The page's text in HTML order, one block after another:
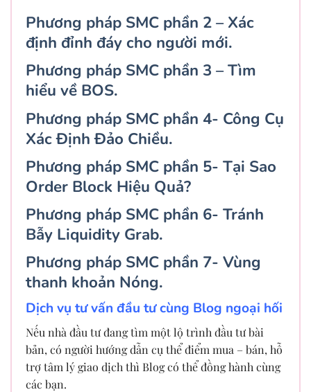
Phương pháp SMC phần 2 – Xác
định đỉnh đáy cho người mới.
Phương pháp SMC phần 3 – Tìm
hiểu về BOS.
Phương pháp SMC phần 4- Công Cụ
Xác Định Đảo Chiều.
Phương pháp SMC phần 5- Tại Sao
Order Block Hiệu Quả?
Phương pháp SMC phần 6- Tránh
Bẫy Liquidity Grab.
Phương pháp SMC phần 7- Vùng
thanh khoản Nóng.
Dịch vụ tư vấn đầu tư cùng Blog ngoại hối
Nếu nhà đầu tư đang tìm một lộ trình đầu tư bài
bản, có người hướng dẫn cụ thể điểm mua – bán, hỗ
trợ tâm lý giao dịch thì Blog có thể đồng hành cùng
các bạn.